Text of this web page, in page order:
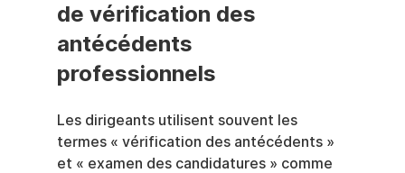
de vérification des
antécédents
professionnels
Les dirigeants utilisent souvent les
termes « vérification des antécédents »
et « examen des candidatures » comme